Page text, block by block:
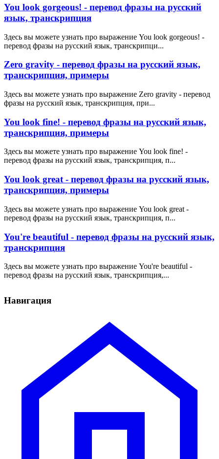
You look gorgeous! - перевод фразы на русский
язык, транскрипция
Здесь вы можете узнать про выражение You look gorgeous! -
перевод фразы на русский язык, транскрипци...
Zero gravity - перевод фразы на русский язык,
транскрипция, примеры
Здесь вы можете узнать про выражение Zero gravity - перевод
фразы на русский язык, транскрипция, при...
You look fine! - перевод фразы на русский язык,
транскрипция, примеры
Здесь вы можете узнать про выражение You look fine! -
перевод фразы на русский язык, транскрипция, п...
You look great - перевод фразы на русский язык,
транскрипция, примеры
Здесь вы можете узнать про выражение You look great -
перевод фразы на русский язык, транскрипция, п...
You're beautiful - перевод фразы на русский язык,
транскрипция
Здесь вы можете узнать про выражение You're beautiful -
перевод фразы на русский язык, транскрипция,...
Навигация